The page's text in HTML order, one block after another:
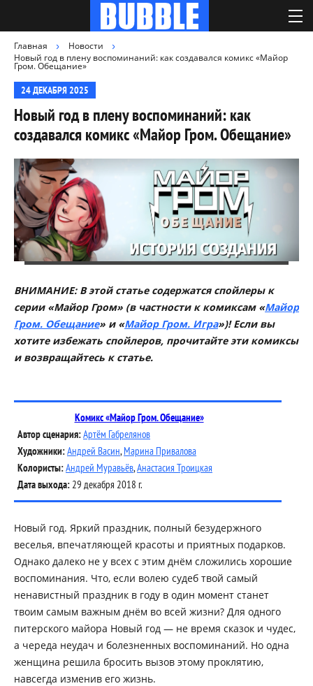
Главная
Новости
Новый год в плену воспоминаний: как создавался комикс «Майор
Гром. Обещание»
24 ДЕКАБРЯ 2025
Новый год в плену воспоминаний: как
создавался комикс «Майор Гром. Обещание»
ВНИМАНИЕ: В этой статье содержатся спойлеры к
серии «Майор Гром» (в частности к комиксам «Майор
Гром. Обещание» и «Майор Гром. Игра»)! Если вы
хотите избежать спойлеров, прочитайте эти комиксы
и возвращайтесь к статье.
Комикс «Майор Гром. Обещание»
Автор сценария:Артём Габрелянов
Художники:Андрей Васин, Марина Привалова
Колористы:Андрей Муравьёв,Анастасия Троицкая
Дата выхода: 29 декабря 2018 г.
Новый год. Яркий праздник, полный безудержного
веселья, впечатляющей красоты и приятных подарков.
Однако далеко не у всех с этим днём сложились хорошие
воспоминания. Что, если волею судеб твой самый
ненавистный праздник в году в один момент станет
твоим самым важным днём во всей жизни? Для одного
питерского майора Новый год — не время сказок и чудес,
а череда неудач и болезненных воспоминаний. Но одна
женщина решила бросить вызов этому проклятию,
навсегда изменив его жизнь.